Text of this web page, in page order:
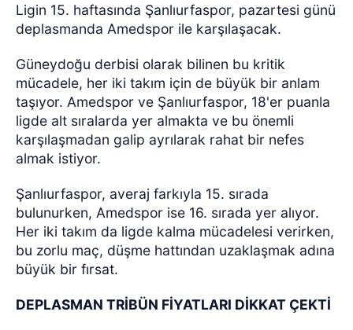
Ligin 15. haftasında Şanlıurfaspor, pazartesi günü
deplasmanda Amedspor ile karşılaşacak.
Güneydoğu derbisi olarak bilinen bu kritik
mücadele, her iki takım için de büyük bir anlam
taşıyor. Amedspor ve Şanlıurfaspor, 18'er puanla
ligde alt sıralarda yer almakta ve bu önemli
karşılaşmadan galip ayrılarak rahat bir nefes
almak istiyor.
Şanlıurfaspor, averaj farkıyla 15. sırada
bulunurken, Amedspor ise 16. sırada yer alıyor.
Her iki takım da ligde kalma mücadelesi verirken,
bu zorlu maç, düşme hattından uzaklaşmak adına
büyük bir fırsat.
DEPLASMAN TRİBÜN FİYATLARI DİKKAT ÇEKTİ